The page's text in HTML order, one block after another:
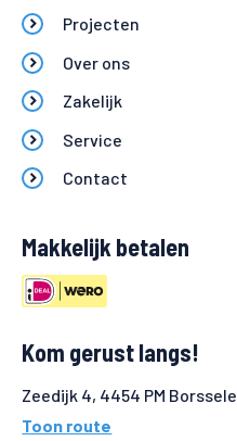
Projecten
Over ons
Zakelijk
Service
Contact
Makkelijk betalen
Kom gerust langs!
Zeedijk 4, 4454 PM Borssele
Toon route